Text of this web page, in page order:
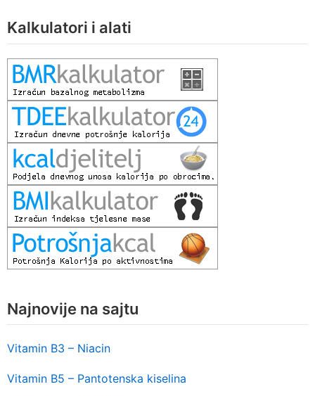
Kalkulatori i alati
Najnovije na sajtu
Vitamin B3 – Niacin
Vitamin B5 – Pantotenska kiselina